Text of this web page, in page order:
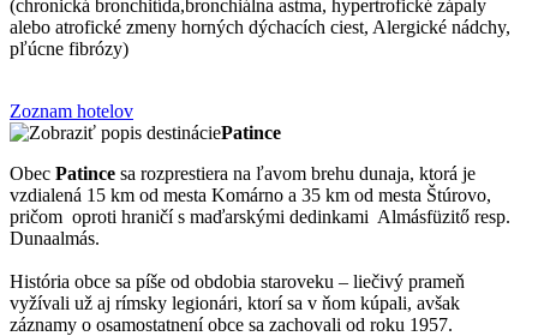
(chronická bronchitída,bronchiálna astma, hypertrofické zápaly
alebo atrofické zmeny horných dýchacích ciest, Alergické nádchy,
pľúcne fibrózy)
Zoznam hotelov
Patince
Obec Patince sa rozprestiera na ľavom brehu dunaja, ktorá je
vzdialená 15 km od mesta Komárno a 35 km od mesta Štúrovo,
pričom oproti hraničí s maďarskými dedinkami Almásfüzitő resp.
Dunaalmás.
História obce sa píše od obdobia staroveku – liečivý prameň
vyžívali už aj rímsky legionári, ktorí sa v ňom kúpali, avšak
záznamy o osamostatnení obce sa zachovali od roku 1957.